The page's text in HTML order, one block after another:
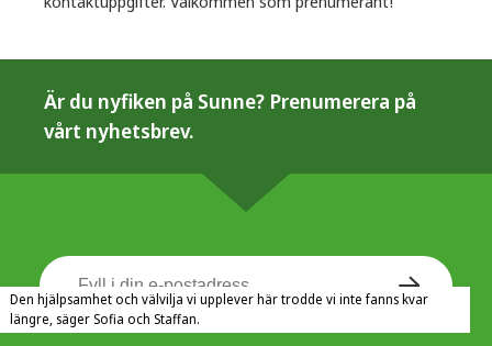
Är du nyfiken på Sunne? Prenumerera på
vårt nyhetsbrev.
Den hjälpsamhet och välvilja vi upplever här trodde vi inte fanns kvar
längre, säger Sofia och Staffan.